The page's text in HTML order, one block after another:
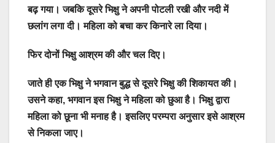
बढ़ गया। जबकि दूसरे भिक्षु ने अपनी पोटली रखी और नदी में
छलांग लगा दी। महिला को बचा कर किनारे ला दिया।
फिर दोनों भिक्षु आश्रम की और चल दिए।
जाते ही एक भिक्षु ने भगवान बुद्ध से दूसरे भिक्षु की शिकायत की।
उसने कहा, भगवान इस भिक्षु ने महिला को छुआ है। भिक्षु द्वारा
महिला को छूना भी मनाह है। इसलिए परम्परा अनुसार इसे आश्रम
से निकला जाए।